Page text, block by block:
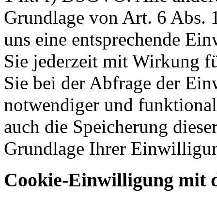
Grundlage von Art. 6 Abs.
uns eine entsprechende
Sie jederzeit mit Wirkung
Sie bei der Abfrage der
notwendiger und
auch die Speicherung
Grundlage Ihrer
Cookie-Einwilligung mit